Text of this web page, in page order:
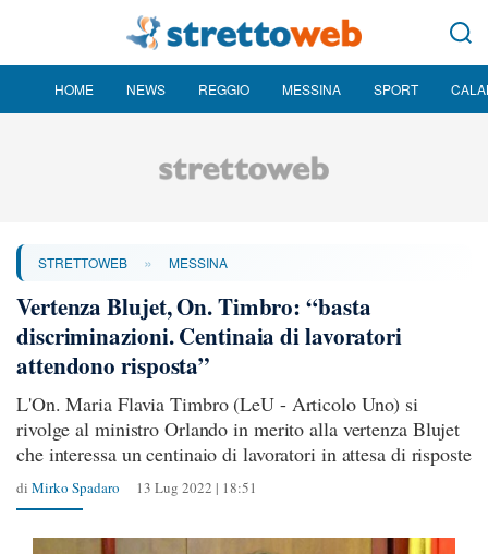
HOME NEWS REGGIO MESSINA SPORT
STRETTOWEB » MESSINA
Vertenza Blujet, On. Timbro: “basta
discriminazioni. Centinaia di lavoratori
attendono risposta”
L'On. Maria Flavia Timbro (LeU - Articolo Uno) si
rivolge al ministro Orlando in merito alla vertenza Blujet
che interessa un centinaio di lavoratori in attesa di risposte
di Mirko Spadaro 13 Lug 2022 | 18:51